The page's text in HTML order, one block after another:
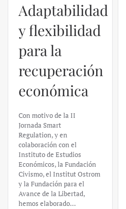
Adaptabilidad
y flexibilidad
para la
recuperación
económica
Con motivo de la II
Jornada Smart
Regulation, y en
colaboración con el
Instituto de Estudios
Económicos, la Fundación
Civismo, el Institut Ostrom
y la Fundación para el
Avance de la Libertad,
hemos elaborado…